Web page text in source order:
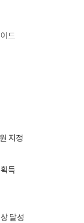
드
지정
득
달성